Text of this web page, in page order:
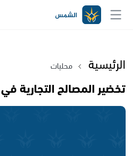
الرئيسية محليات
تخضير المصالح التجارية